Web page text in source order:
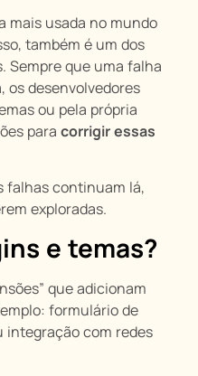
mais usada no mundo
também é um dos
Sempre que uma falha
os desenvolvedores
ou pela própria
para corrigir essas
falhas continuam lá,
exploradas.
e temas?
que adicionam
formulário de
integração com redes